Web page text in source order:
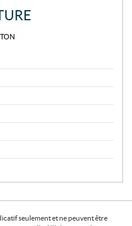
seulement et ne peuvent être